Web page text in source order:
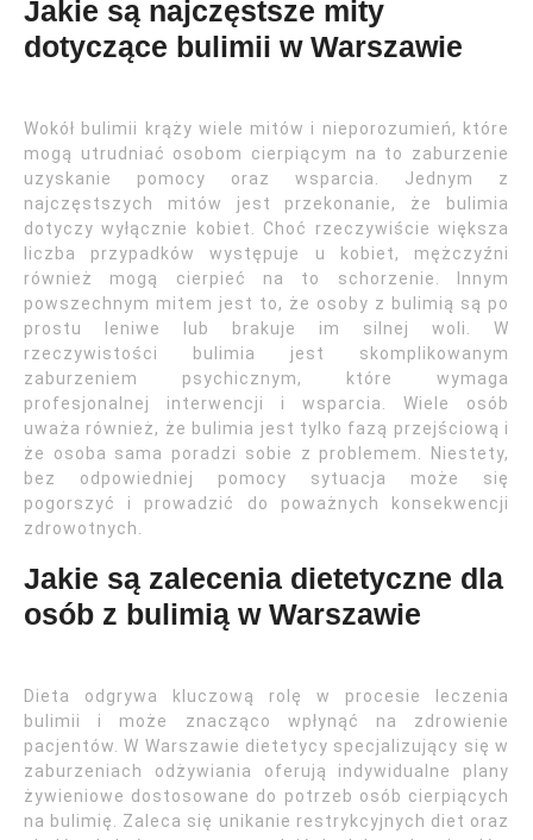
Jakie są najczęstsze mity
dotyczące bulimii w Warszawie
Wokół bulimii krąży wiele mitów i nieporozumień, które
mogą utrudniać osobom cierpiącym na to zaburzenie
uzyskanie pomocy oraz wsparcia. Jednym z
najczęstszych mitów jest przekonanie, że bulimia
dotyczy wyłącznie kobiet. Choć rzeczywiście większa
liczba przypadków występuje u kobiet, mężczyźni
również mogą cierpieć na to schorzenie. Innym
powszechnym mitem jest to, że osoby z bulimią są po
prostu leniwe lub brakuje im silnej woli. W
rzeczywistości bulimia jest skomplikowanym
zaburzeniem psychicznym, które wymaga
profesjonalnej interwencji i wsparcia. Wiele osób
uważa również, że bulimia jest tylko fazą przejściową i
że osoba sama poradzi sobie z problemem. Niestety,
bez odpowiedniej pomocy sytuacja może się
pogorszyć i prowadzić do poważnych konsekwencji
zdrowotnych.
Jakie są zalecenia dietetyczne dla
osób z bulimią w Warszawie
Dieta odgrywa kluczową rolę w procesie leczenia
bulimii i może znacząco wpłynąć na zdrowienie
pacjentów. W Warszawie dietetycy specjalizujący się w
zaburzeniach odżywiania oferują indywidualne plany
żywieniowe dostosowane do potrzeb osób cierpiących
na bulimię. Zaleca się unikanie restrykcyjnych diet oraz